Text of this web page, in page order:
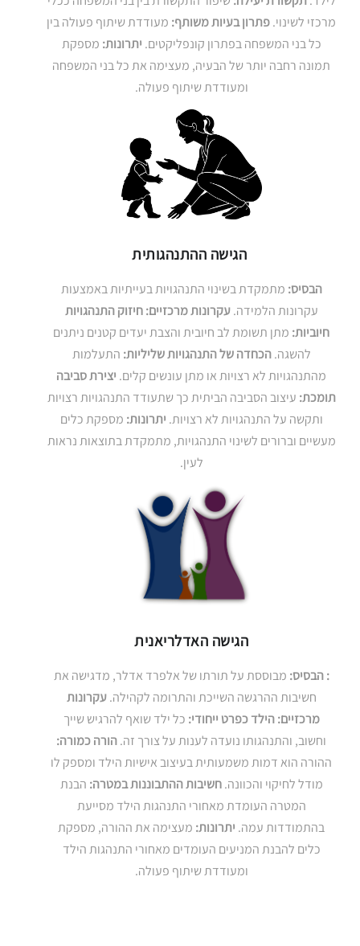
מרכזי לשינוי.פתרון בעיות משותף: מעודדת שיתוף פעולה בין
כל בני המשפחה בפתרון קונפליקטים. יתרונות: מספקת
תמונה רחבה יותר של הבעיה, מעצימה את כל בני המשפחה
ומעודדת שיתוף פעולה.
הגישה ההתנהגותית
הבסיס: מתמקדת בשינוי התנהגויות בעייתיות באמצעות
עקרונות הלמידה.עקרונות מרכזיים: חיזוק התנהגויות
חיוביות: מתן תשומת לב חיובית והצבת יעדים קטנים ניתנים
להשגה.הכחדה של התנהגויות שליליות: התעלמות
מהתנהגויות לא רצויות או מתן עונשים קלים. יצירת סביבה
תומכת: עיצוב הסביבה הביתית כך שתעודד התנהגויות רצויות
ותקשה על התנהגויות לא רצויות. יתרונות: מספקת כלים
מעשיים וברורים לשינוי התנהגויות, מתמקדת בתוצאות נראות
לעין.
הגישה האדלריאנית
: הבסיס: מבוססת על תורתו של אלפרד אדלר, מדגישה את
חשיבות ההרגשה השייכת והתרומה לקהילה.עקרונות
מרכזיים: הילד כפרט ייחודי: כל ילד שואף להרגיש שייך
וחשוב, והתנהגותו נועדה לענות על צורך זה.הורה כמורה:
ההורה הוא דמות משמעותית בעיצוב אישיות הילד ומספק לו
מודל לחיקוי והכוונה.חשיבות ההתבוננות במטרה: הבנת
המטרה העומדת מאחורי התנהגות הילד מסייעת
בהתמודדות עמה. יתרונות: מעצימה את ההורה, מספקת
כלים להבנת המניעים העומדים מאחורי התנהגות הילד
ומעודדת שיתוף פעולה.